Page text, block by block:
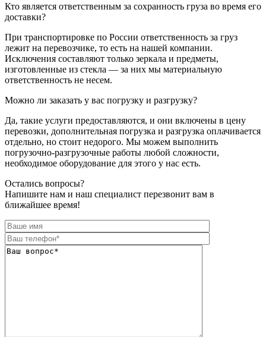
Кто является ответственным за сохранность груза во время его
доставки?
При транспортировке по России ответственность за груз
лежит на перевозчике, то есть на нашей компании.
Исключения составляют только зеркала и предметы,
изготовленные из стекла — за них мы материальную
ответственность не несем.
Можно ли заказать у вас погрузку и разгрузку?
Да, такие услуги предоставляются, и они включены в цену
перевозки, дополнительная погрузка и разгрузка оплачивается
отдельно, но стоит недорого. Мы можем выполнить
погрузочно-разгрузочные работы любой сложности,
необходимое оборудование для этого у нас есть.
Остались вопросы?
Напишите нам и наш специалист перезвонит вам в
ближайшее время!